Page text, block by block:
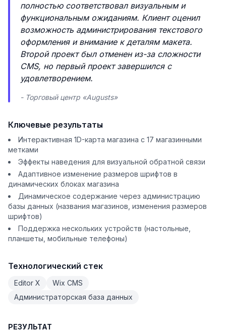
полностью соответствовал визуальным и
функциональным ожиданиям. Клиент оценил
возможность администрирования текстового
оформления и внимание к деталям макета.
Второй проект был отменен из-за сложности
CMS, но первый проект завершился с
удовлетворением.
- Торговый центр «Augusts»
Ключевые результаты
Интерактивная 1D-карта магазина с 17 магазинными
метками
Эффекты наведения для визуальной обратной связи
Адаптивное изменение размеров шрифтов в
динамических блоках магазина
Динамическое содержание через администрацию
базы данных (названия магазинов, изменения размеров
шрифтов)
Поддержка нескольких устройств (настольные,
планшеты, мобильные телефоны)
Технологический стек
Editor X
Wix CMS
Администраторская база данных
РЕЗУЛЬТАТ